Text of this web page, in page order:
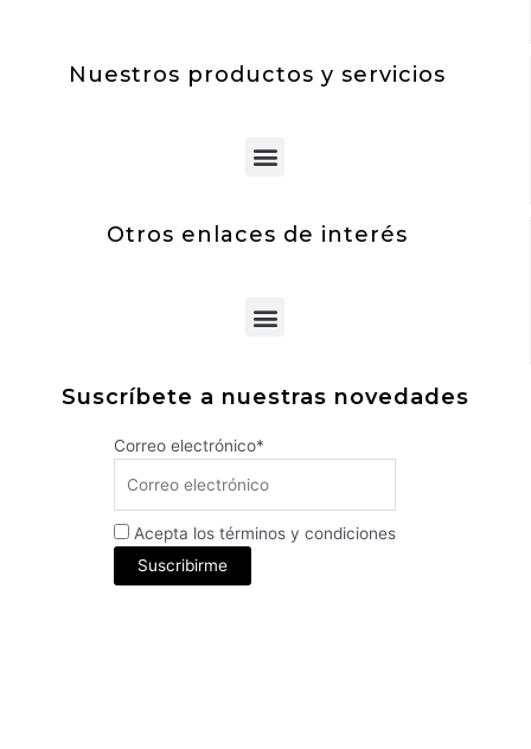
Nuestros productos y servicios
Menu
Otros enlaces de interés
Menu
Suscríbete a nuestras novedades
Correo electrónico*
Acepta los términos y condiciones